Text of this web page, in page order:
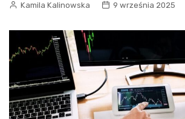
Kamila Kalinowska 9 września 2025